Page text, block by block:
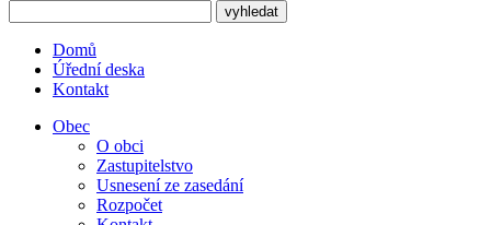
Domů
Úřední deska
Kontakt
Obec
O obci
Zastupitelstvo
Usnesení ze zasedání
Rozpočet